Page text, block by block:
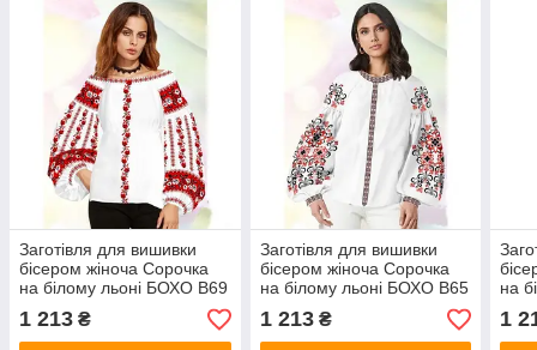
Заготівля для вишивки
бісером жіноча Сорочка
на білому льоні БОХО В69
1 213 ₴
Заготівля для вишивки
бісером жіноча Сорочка
на білому льоні БОХО В65
1 213₴
на
В111
1